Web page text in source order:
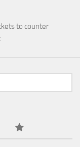
to counter